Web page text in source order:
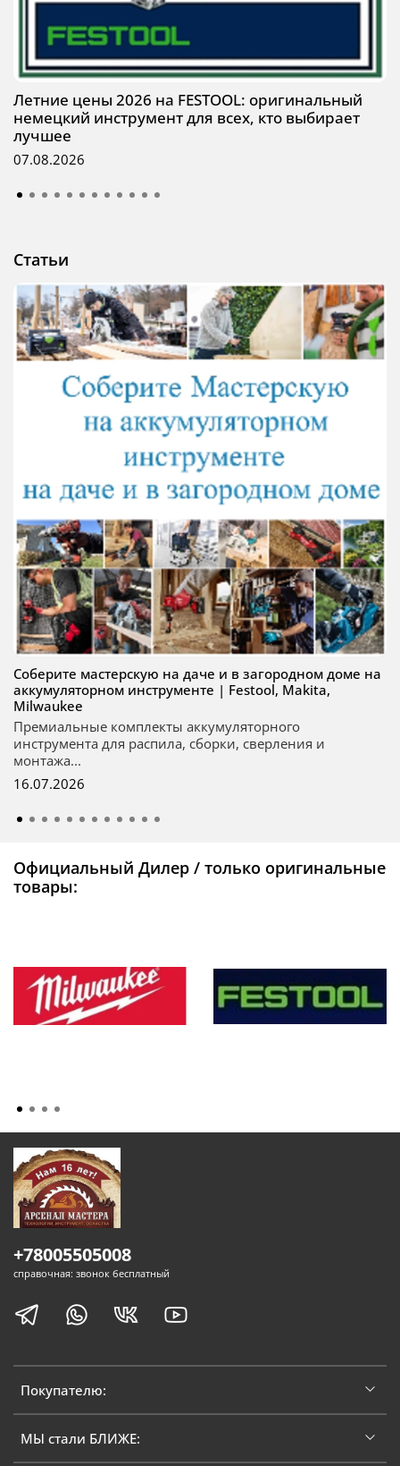
Летние цены 2026 на FESTOOL: оригинальный
немецкий инструмент для всех, кто выбирает
лучшее
07.08.2026
Статьи
Соберите мастерскую на даче и в загородном доме на
аккумуляторном инструменте | Festool, Makita,
Milwaukee
Премиальные комплекты аккумуляторного
инструмента для распила, сборки, сверления и
монтажа...
16.07.2026
Официальный Дилер / только оригинальные
товары:
Покупателю:
МЫ стали БЛИЖЕ:
+78005505008
справочная: звонок бесплатный